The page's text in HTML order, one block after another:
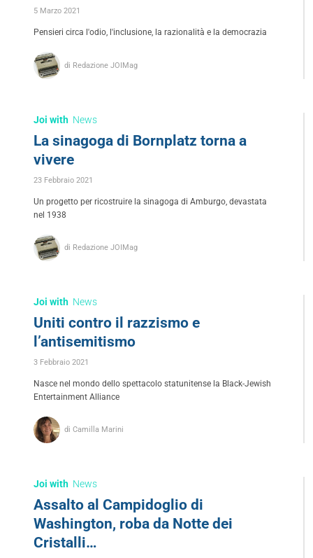
5 Marzo 2021
Pensieri circa l'odio, l'inclusione, la razionalità e la democrazia
di Redazione JOIMag
Joi with News
La sinagoga di Bornplatz torna a
vivere
23 Febbraio 2021
Un progetto per ricostruire la sinagoga di Amburgo, devastata
nel 1938
di Redazione JOIMag
Joi with News
Uniti contro il razzismo e
l’antisemitismo
3 Febbraio 2021
Nasce nel mondo dello spettacolo statunitense la Black-Jewish
Entertainment Alliance
di Camilla Marini
Joi with News
Assalto al Campidoglio di
Washington, roba da Notte dei
Cristalli…